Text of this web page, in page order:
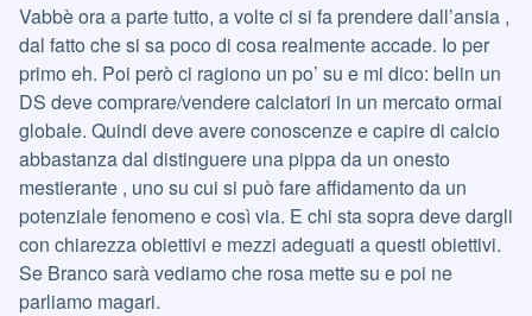
Vabbè ora a parte tutto, a volte ci si fa prendere dall’ansia ,
dal fatto che si sa poco di cosa realmente accade. Io per
primo eh. Poi però ci ragiono un po’ su e mi dico: belin un
DS deve comprare/vendere calciatori in un mercato ormai
globale. Quindi deve avere conoscenze e capire di calcio
abbastanza dal distinguere una pippa da un onesto
mestierante , uno su cui si può fare affidamento da un
potenziale fenomeno e così via. E chi sta sopra deve dargli
con chiarezza obiettivi e mezzi adeguati a questi obiettivi.
Se Branco sarà vediamo che rosa mette su e poi ne
parliamo magari.